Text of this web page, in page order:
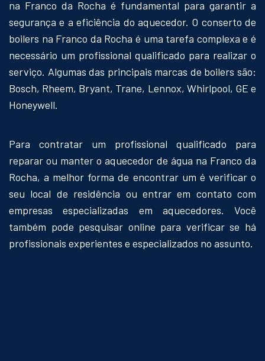
na Franco da Rocha é fundamental para garantir a
segurança e a eficiência do aquecedor. O conserto de
boilers na Franco da Rocha é uma tarefa complexa e é
necessário um profissional qualificado para realizar o
serviço. Algumas das principais marcas de boilers são:
Bosch, Rheem, Bryant, Trane, Lennox, Whirlpool, GE e
Honeywell.
Para contratar um profissional qualificado para
reparar ou manter o aquecedor de água na Franco da
Rocha, a melhor forma de encontrar um é verificar o
seu local de residência ou entrar em contato com
empresas especializadas em aquecedores. Você
também pode pesquisar online para verificar se há
profissionais experientes e especializados no assunto.